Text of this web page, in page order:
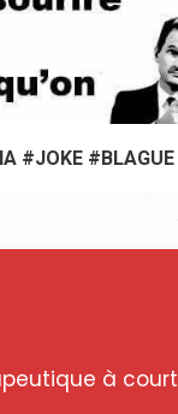
#JOKE #BLAGUE
à court